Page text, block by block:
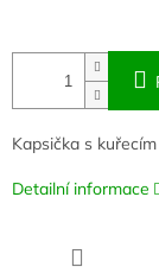
Kapsička s
Detailní informace